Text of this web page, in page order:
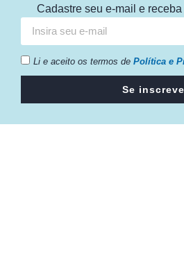
Cadastre seu e-mail e
Li e aceito os termos de Política e
Se